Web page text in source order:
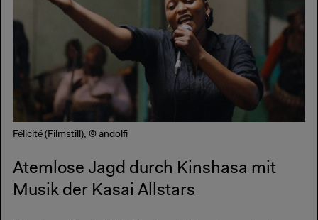
Félicité (Filmstill), © andolfi
Atemlose Jagd durch Kinshasa mit
Musik der Kasai Allstars